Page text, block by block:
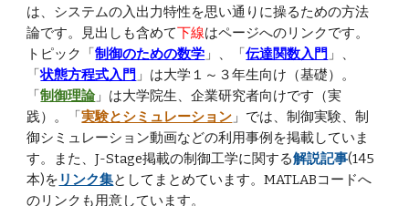
は、システムの入出力特性を思い通りに操るための方法
論です。見出しも含めて下線はページへのリンクです。
トピック「制御のための数学 」、「伝達関数入門 」、
「状態方程式入門 」は大学１～３年生向け（基礎）。
「制御理論」は大学院生、企業研究者向けです（実
践）。「実験とシミュレーション 」では、制御実験、制
御シミュレーション動画などの利用事例を掲載していま
す。
また、J-Stage掲載の制御工学に関する解説記事(145
本)を リンク集としてまとめています。MATLABコードへ
のリンクも用意しています。